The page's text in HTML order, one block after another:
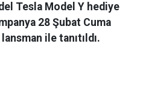
Tesla Model Y hediye
28 Şubat Cuma
ile tanıtıldı.